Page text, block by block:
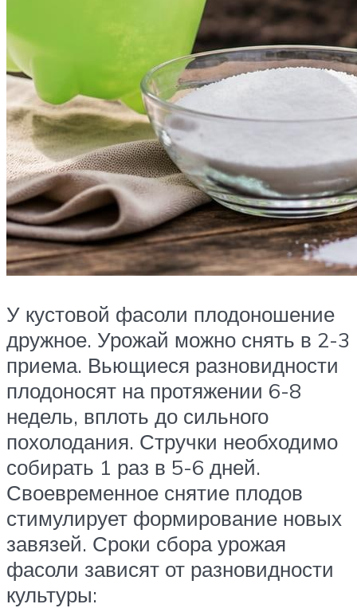
У кустовой фасоли плодоношение
дружное. Урожай можно снять в 2-3
приема. Вьющиеся разновидности
плодоносят на протяжении 6-8
недель, вплоть до сильного
похолодания. Стручки необходимо
собирать 1 раз в 5-6 дней.
Своевременное снятие плодов
стимулирует формирование новых
завязей. Сроки сбора урожая
фасоли зависят от разновидности
культуры: